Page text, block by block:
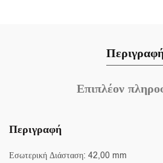
Επιπλέον
Περιγραφή
Εσωτερική Διάσταση: 42,00 mm